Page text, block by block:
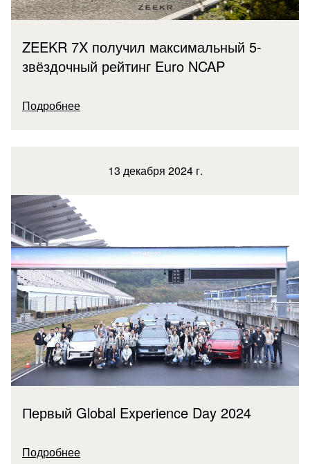
ZEEKR 7X получил максимальный 5-
звёздочный рейтинг Euro NCAP
Подробнее
13 декабря 2024 г.
Первый Global Experience Day 2024
Подробнее